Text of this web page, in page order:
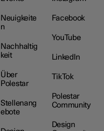
Neuigkeite
n
Nachhaltig
keit
Über
Polestar
Stellenang
ebote
Facebook
YouTube
LinkedIn
TikTok
Polestar
Community
Design